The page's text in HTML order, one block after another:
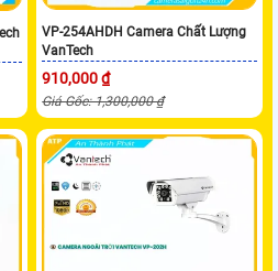
VP-254AHDH Camera Chất Lượng
VanTech
910,000 ₫
Giá Gốc: 1,300,000 ₫